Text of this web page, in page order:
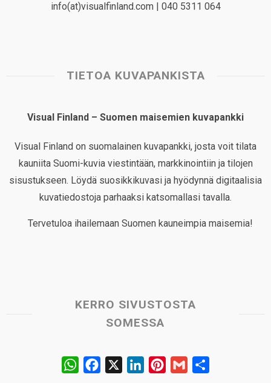
info(at)visualfinland.com | 040 5311 064
TIETOA KUVAPANKISTA
Visual Finland – Suomen maisemien kuvapankki
Visual Finland on suomalainen kuvapankki, josta voit tilata
kauniita Suomi-kuvia viestintään, markkinointiin ja tilojen
sisustukseen. Löydä suosikkikuvasi ja hyödynnä digitaalisia
kuvatiedostoja parhaaksi katsomallasi tavalla.
Tervetuloa ihailemaan Suomen kauneimpia maisemia!
KERRO SIVUSTOSTA
SOMESSA
W